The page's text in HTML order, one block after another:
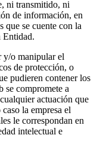
ni transmitido, ni
de información, en
que se cuente con la
Entidad.
y/o manipular el
de protección, o
pudieren contener los
se compromete a
actuación que
la empresa el
le correspondan en
intelectual e